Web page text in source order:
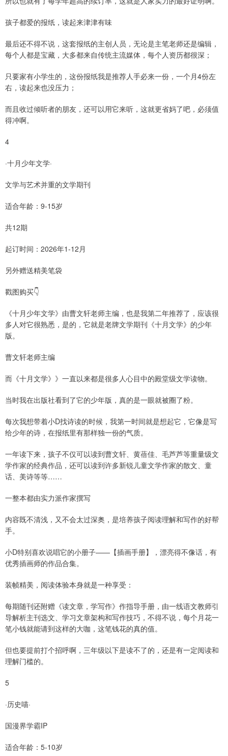
孩子都爱的报纸，读起来津津有味
最后还不得不说，这套报纸的主创人员，无论是主笔老师还是编辑，
每个人都是宝藏，大多都来自传统主流媒体，每个人资历都很深；
只要家有小学生的，这份报纸我是推荐人手必来一份，一个月4份左
右，读起来也没压力；
而且收过倾听者的朋友，还可以用它来听，这就更省妈了吧，必须值
得冲啊。
4
·十月少年文学·
文学与艺术并重的文学期刊
适合年龄：9-15岁
共12期
起订时间：2026年1-12月
另外赠送精美笔袋
戳图购买👇
《十月少年文学》由曹文轩老师主编，也是我第二年推荐了，应该很
多人对它很熟悉，是的，它就是老牌文学期刊《十月文学》的少年
版。
曹文轩老师主编
而《十月文学》》一直以来都是很多人心目中的殿堂级文学读物。
当时我在出版社看到了它的少年版，真的是一眼就被圈了粉。
每次我想带着小D找诗读的时候，我第一时间就是想起它，它像是写
给少年的诗，在报纸里有那样独一份的气质。
一年读下来，孩子不仅可以读到曹文轩、黄蓓佳、毛芦芦等重量级文
学作家的经典作品，还可以读到许多新锐儿童文学作家的散文、童
话、美诗等等……
一整本都由实力派作家撰写
内容既不清浅，又不会太过深奥，是培养孩子阅读理解和写作的好帮
手。
小D特别喜欢说唱它的小册子——【插画手册】，漂亮得不像话，有
优秀插画师的作品合集。
装帧精美，阅读体验本身就是一种享受：
每期随刊还附赠《读文章，学写作》作指导手册，由一线语文教师引
导解析主刊选文、学习文章架构和写作技巧，不得不说，每个月花一
笔小钱就能请到这样的大咖，这笔钱花的真的值。
但也要提前打个招呼啊，三年级以下是读不了的，还是有一定阅读和
理解门槛的。
5
·历史喵·
国漫界学霸IP
适合年龄：5-10岁